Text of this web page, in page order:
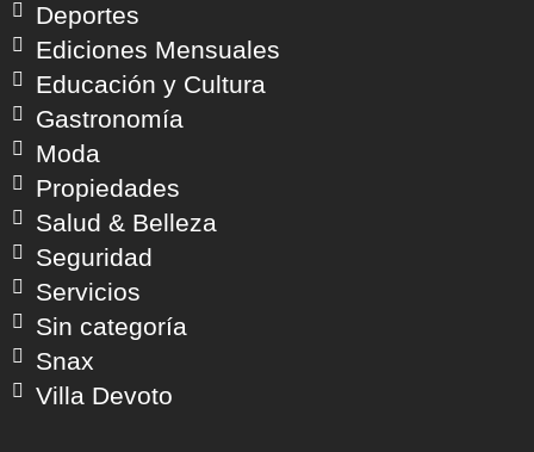
Deportes
Ediciones Mensuales
Educación y Cultura
Gastronomía
Moda
Propiedades
Salud & Belleza
Seguridad
Servicios
Sin categoría
Snax
Villa Devoto